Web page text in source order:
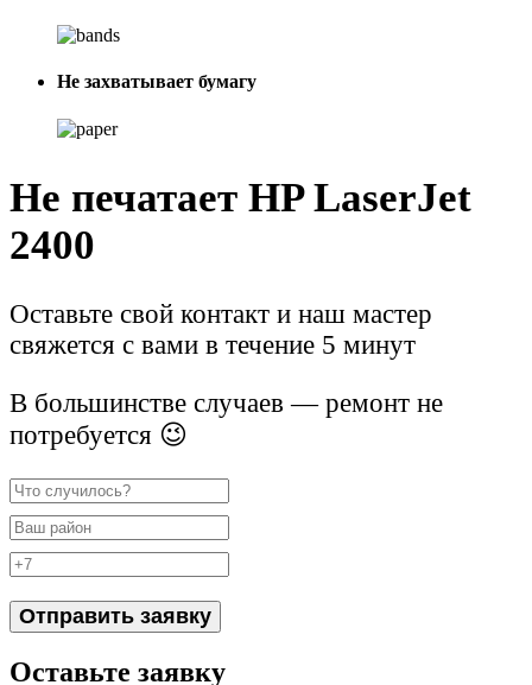
Не захватывает бумагу
Не печатает HP LaserJet
2400
Оставьте свой контакт и наш мастер
свяжется с вами в течение 5 минут
В большинстве случаев — ремонт не
потребуется 😉
Отправить заявку
Оставьте заявку